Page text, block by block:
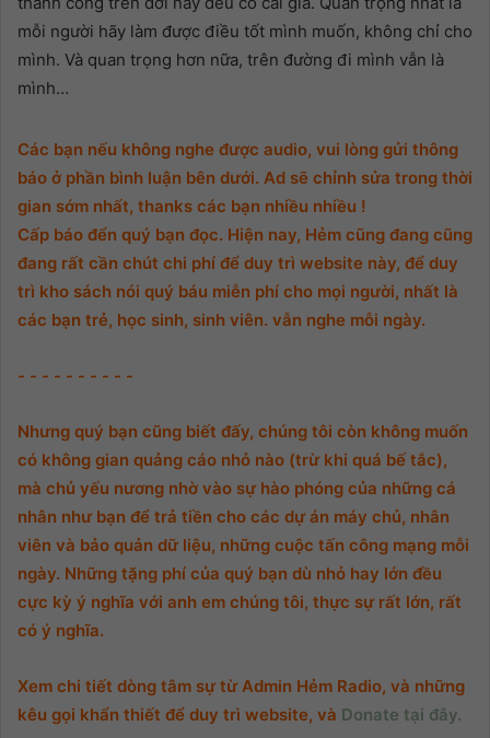
mỗi người hãy làm được điều tốt mình muốn, không chỉ cho
mình. Và quan trọng hơn nữa, trên đường đi mình vẫn là
mình…
Các bạn nếu không nghe được audio, vui lòng gửi thông
báo ở phần bình luận bên dưới. Ad sẽ chỉnh sửa trong thời
gian sớm nhất, thanks các bạn nhiều nhiều !
Cấp báo đển quý bạn đọc. Hiện nay, Hẻm cũng đang cũng
đang rất cần chút chi phí để duy trì website này, để duy
trì kho sách nói quý báu miễn phí cho mọi người, nhất là
các bạn trẻ, học sinh, sinh viên. vẫn nghe mỗi ngày.
- - - - - - - - - -
Nhưng quý bạn cũng biết đấy, chúng tôi còn không muốn
có không gian quảng cáo nhỏ nào (trừ khi quá bế tắc),
mà chủ yếu nương nhờ vào sự hào phóng của những cá
nhân như bạn để trả tiền cho các dự án máy chủ, nhân
viên và bảo quản dữ liệu, những cuộc tấn công mạng mỗi
ngày. Những tặng phí của quý bạn dù nhỏ hay lớn đều
cực kỳ ý nghĩa với anh em chúng tôi, thực sự rất lớn, rất
có ý nghĩa.
Xem chi tiết dòng tâm sự từ Admin Hẻm Radio, và những
kêu gọi khẩn thiết để duy trì website, và Donate tại đây.